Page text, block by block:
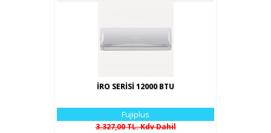
İRO SERİSİ 12000 BTU
Fujiplus
3.327,00 TL. Kdv Dahil